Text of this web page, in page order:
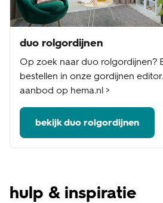
duo rolgordijnen
Op zoek naar duo rolgordijnen?
bestellen in onze gordijnen
aanbod op hema.nl >
bekijk duo rolgordijnen
hulp & inspiratie